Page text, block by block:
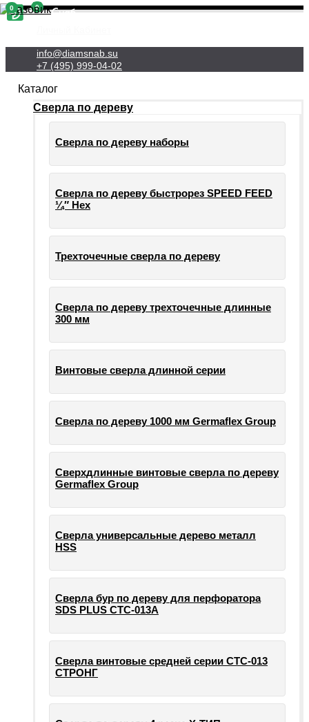
info@diamsnab.su
+7 (495) 999-04-02
0
Каталог
Сверла по дереву
Сверла по дереву наборы
Сверла по дереву быстрорез SPEED FEED
¼″ Hex
Трехточечные сверла по дереву
Сверла по дереву трехточечные длинные
300 мм
Винтовые сверла длинной серии
Сверла по дереву 1000 мм Germaflex Group
Сверхдлинные винтовые сверла по дереву
Germaflex Group
Сверла универсальные дерево металл
HSS
Cверла бур по дереву для перфоратора
SDS PLUS СТС-013А
Сверла винтовые средней серии СТС-013
СТРОНГ
0